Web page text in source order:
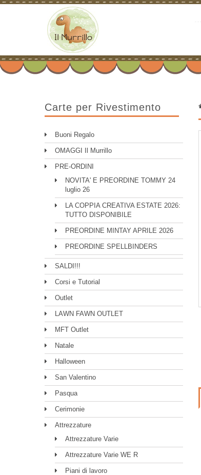
Carte per Rivestimento
Buoni Regalo
OMAGGI Il Murrillo
PRE-ORDINI
NOVITA' E PREORDINE TOMMY 24
luglio 26
LA COPPIA CREATIVA ESTATE 2026:
TUTTO DISPONIBILE
PREORDINE MINTAY APRILE 2026
PREORDINE SPELLBINDERS
SALDI!!!
Corsi e Tutorial
Outlet
LAWN FAWN OUTLET
MFT Outlet
Natale
Halloween
San Valentino
Pasqua
Cerimonie
Attrezzature
Attrezzature Varie
Attrezzature Varie WE R
Piani di lavoro